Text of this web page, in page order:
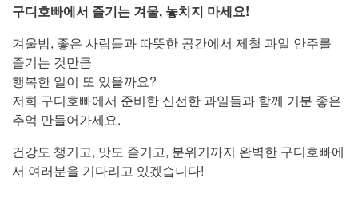
구디호빠에서 즐기는 겨울, 놓치지 마세요!
겨울밤, 좋은 사람들과 따뜻한 공간에서 제철 과일 안주를
즐기는 것만큼
행복한 일이 또 있을까요?
저희 구디호빠에서 준비한 신선한 과일들과 함께 기분 좋은
추억 만들어가세요.
건강도 챙기고, 맛도 즐기고, 분위기까지 완벽한 구디호빠에
서 여러분을 기다리고 있겠습니다!